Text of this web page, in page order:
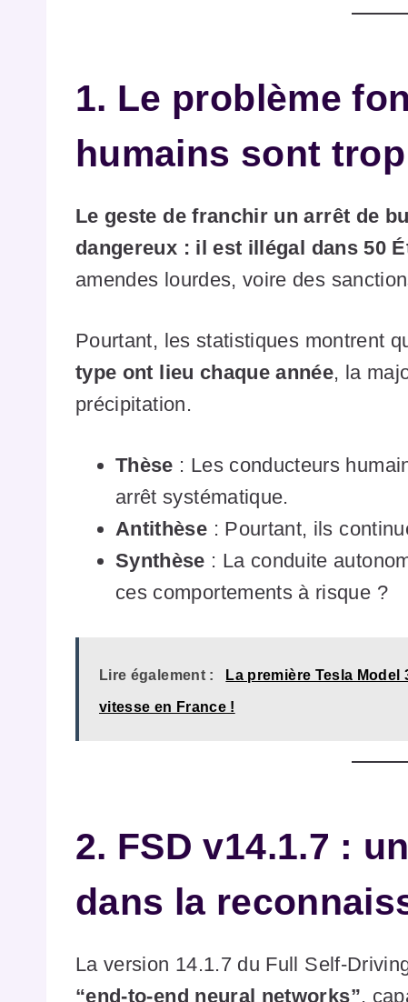
1. Le problème
humains sont
Le geste de franchir un arrêt de
dangereux : il est illégal dans 50
amendes lourdes, voire des
Pourtant, les statistiques montrent
type ont lieu chaque année, la
précipitation.
Thèse : Les conducteurs
arrêt systématique.
Antithèse : Pourtant, ils
Synthèse : La conduite
ces comportements à risque ?
Lire également : La première Tesla
vitesse en France !
2. FSD v14.1.7 :
dans la
La version 14.1.7 du Full Self-
“end-to-end neural networks”,